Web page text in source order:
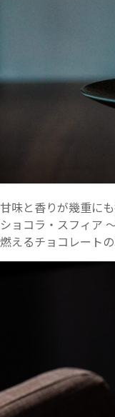
甘味と香りが幾重に
ショコラ・スフィア
燃えるチョコレート